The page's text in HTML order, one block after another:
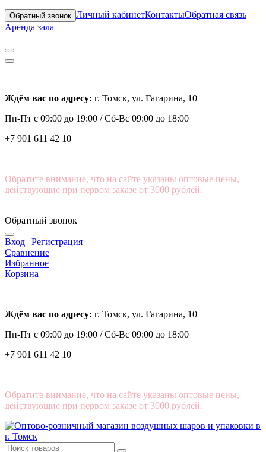
Обратный звонок Личный кабинетКонтактыОбратная связь
Аренда зала
Ждём вас по адресу: г. Томск, ул. Гагарина, 10
Пн-Пт с 09:00 до 19:00 /Сб-Вс 09:00 до 18:00
+7 901 611 42 10
Обратите внимание, что на сайте указаны оптовые цены,
действующие при первом заказе от 3000 рублей.
Обратный звонок
Вход | Регистрация
Сравнение
Избранное
Корзина
Ждём вас по адресу: г. Томск, ул. Гагарина, 10
Пн-Пт с 09:00 до 19:00 /Сб-Вс 09:00 до 18:00
+7 901 611 42 10
Обратите внимание, что на сайте указаны оптовые цены,
действующие при первом заказе от 3000 рублей.